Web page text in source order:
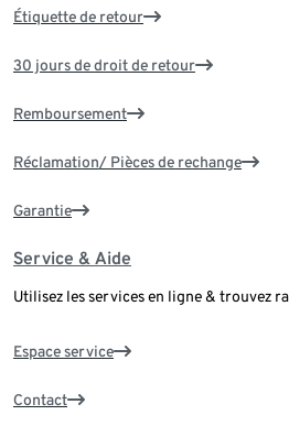
Étiquette de retour
30 jours de droit de retour
Remboursement
Réclamation/ Pièces de rechange
Garantie
Service & Aide
Utilisez les services en ligne & trouvez
Espace service
Contact